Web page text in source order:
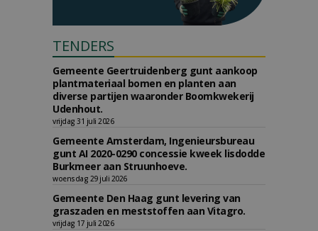
TENDERS
Gemeente Geertruidenberg gunt aankoop
plantmateriaal bomen en planten aan
diverse partijen waaronder Boomkwekerij
Udenhout.
vrijdag 31 juli 2026
Gemeente Amsterdam, Ingenieursbureau
gunt AI 2020-0290 concessie kweek lisdodde
Burkmeer aan Struunhoeve.
woensdag 29 juli 2026
Gemeente Den Haag gunt levering van
graszaden en meststoffen aan Vitagro.
vrijdag 17 juli 2026